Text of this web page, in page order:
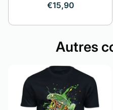
€15,90
Autres